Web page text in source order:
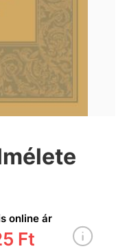
online ár
Ft